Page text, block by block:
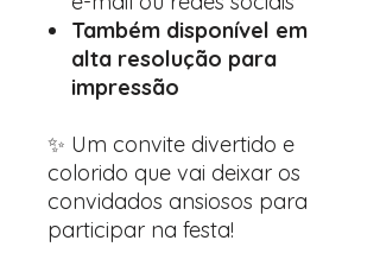
Também disponível em
alta resolução para
impressão
✨ Um convite divertido e
colorido que vai deixar os
convidados ansiosos para
participar na festa!